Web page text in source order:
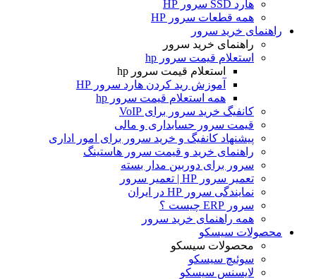
هارد SSD سرور HP
همه قطعات سرور HP
راهنمای خرید سرور
راهنمای خرید سرور
استعلام قیمت سرور hp
استعلام قیمت سرور hp
آموزش ريد كردن هارد سرور HP
همه استعلام قیمت سرور hp
کانفیگ خرید سرور برای VoIP
قیمت سرور حسابداری و مالی
پیشنهاد کانفیگ و خرید سرور برای امور اداری
راهنمای خرید و قیمت سرور هاستینگ
سرور برای دوربین مدار بسته
تعمیر سرور HP | تعمیر سرور
نمایندگی سرور HP در ایران
سرور ERP چیست ؟
همه راهنمای خرید سرور
محصولات سیسکو
محصولات سیسکو
سوئیچ سیسکو
لایسنس سیسکو